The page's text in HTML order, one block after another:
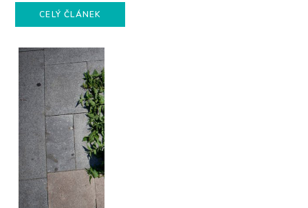
CELÝ ČLÁNEK